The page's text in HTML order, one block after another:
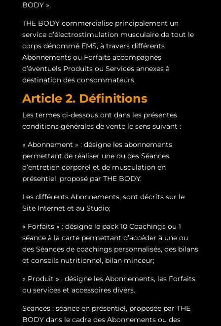
BODY »,
THE BODY commercialise principalement un
service d’électrostimulation musculaire de tout le
corps dénommé EMS, à travers différents
Abonnements ou Forfaits accompagnés
d’éventuels Produits ou Services annexes à
destination des consommateurs.
Article 2. Définitions
Les termes ci-dessous ont dans les présentes
conditions générales de vente le sens suivant :
« Abonnement » : désigne les abonnements
permettant de réaliser une ou des Séances
d’entretien corporel et de musculation en
présentiel, proposé par THE BODY.
Les différents Abonnements, sont décrits sur le
Site Internet et au Studio;
« Forfaits » : désigne le pack 10 Coachings ou 1
séance à la carte permettant d’accéder à une ou
des Séances de coachings personnalisés, des bilans
et conseils nutritionnel, bilan minceur;
« Produit » : désigne les Abonnements, les Forfaits
ou services et accessoires divers.
Séances : séance en présentiel, proposée par THE
BODY dans le cadre des Abonnements ou des